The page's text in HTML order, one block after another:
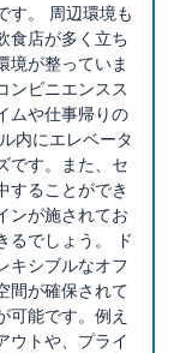
す。 周辺環境も
食店が多く立ち
境が整っていま
ンビニエンスス
ムや仕事帰りの
内にエレベータ
です。また、セ
することができ
ンが施されてお
るでしょう。 ド
キシブルなオフ
間が確保されて
可能です。例え
ウトや、プライ